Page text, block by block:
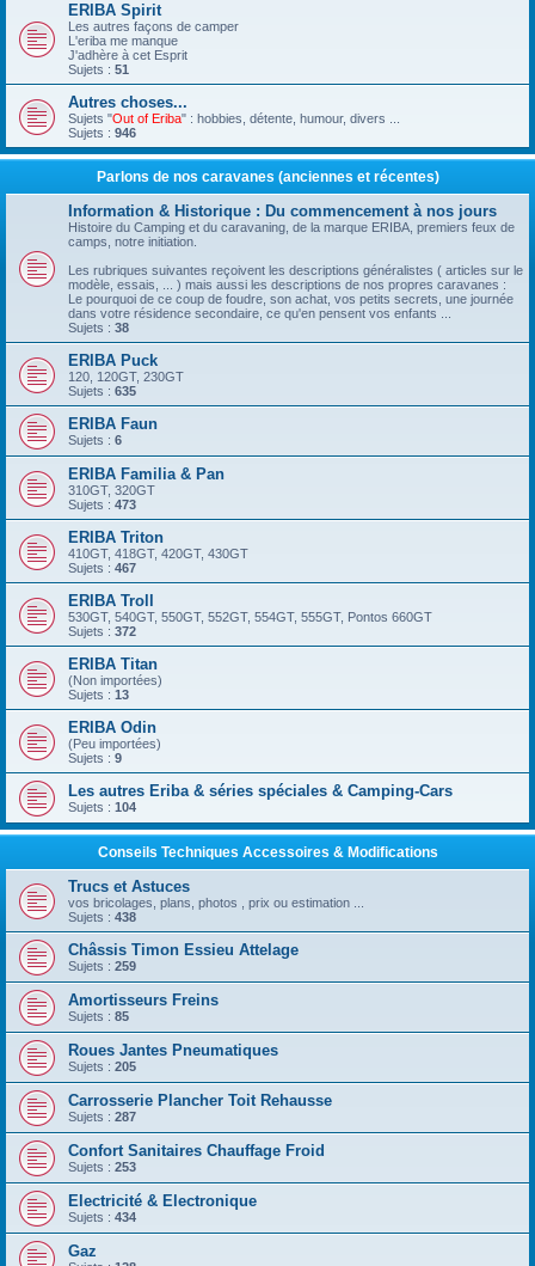
ERIBA Spirit
Les autres façons de camper
L'eriba me manque
J'adhère à cet Esprit
Sujets : 51
Autres choses...
Sujets "Out of Eriba" : hobbies, détente, humour, divers ...
Sujets : 946
Parlons de nos caravanes (anciennes et récentes)
Information & Historique : Du commencement à nos jours
Histoire du Camping et du caravaning, de la marque ERIBA, premiers feux de
camps, notre initiation.
Les rubriques suivantes reçoivent les descriptions généralistes ( articles sur le
modèle, essais, ... ) mais aussi les descriptions de nos propres caravanes :
Le pourquoi de ce coup de foudre, son achat, vos petits secrets, une journée
dans votre résidence secondaire, ce qu'en pensent vos enfants ...
Sujets : 38
ERIBA Puck
120, 120GT, 230GT
Sujets : 635
ERIBA Faun
Sujets : 6
ERIBA Familia & Pan
310GT, 320GT
Sujets : 473
ERIBA Triton
410GT, 418GT, 420GT, 430GT
Sujets : 467
ERIBA Troll
530GT, 540GT, 550GT, 552GT, 554GT, 555GT, Pontos 660GT
Sujets : 372
ERIBA Titan
(Non importées)
Sujets : 13
ERIBA Odin
(Peu importées)
Sujets : 9
Les autres Eriba & séries spéciales & Camping-Cars
Sujets : 104
Conseils Techniques Accessoires & Modifications
Trucs et Astuces
vos bricolages, plans, photos , prix ou estimation ...
Sujets : 438
Châssis Timon Essieu Attelage
Sujets : 259
Amortisseurs Freins
Sujets : 85
Roues Jantes Pneumatiques
Sujets : 205
Carrosserie Plancher Toit Rehausse
Sujets : 287
Confort Sanitaires Chauffage Froid
Sujets : 253
Electricité & Electronique
Sujets : 434
Gaz